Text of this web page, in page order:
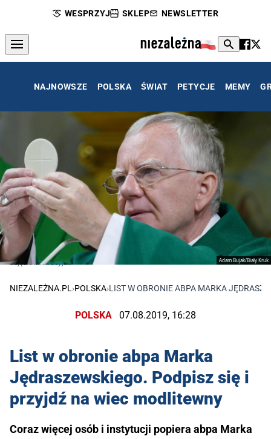
WESPRZYJ SKLEP NEWSLETTER
NAJNOWSZE POLSKA ŚWIAT PETYCJE MEMY
Adam Bujak/Biały Kruk
zdjęcie ilustracyjne
NIEZALEŻNA.PL›POLSKA›LIST W OBRONIE ABPA MARKA
POLSKA 07.08.2019, 16:28
List w obronie abpa Marka
Jędraszewskiego. Podpisz się i
przyjdź na wiec modlitewny
Coraz więcej osób i instytucji popiera abpa Marka